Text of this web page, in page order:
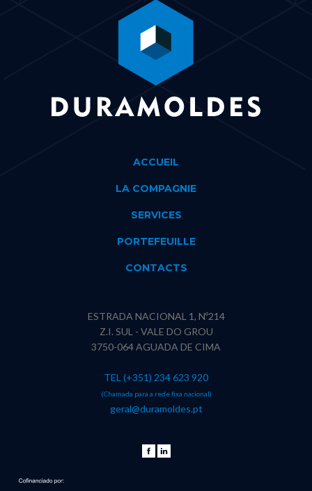
ACCUEIL
LA COMPAGNIE
SERVICES
PORTEFEUILLE
CONTACTS
ESTRADA NACIONAL 1, Nº214
Z.I. SUL - VALE DO GROU
3750-064 AGUADA DE CIMA
TEL (+351) 234 623 920
(Chamada para a rede fixa nacional)
geral@duramoldes.pt